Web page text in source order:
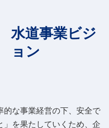
水道事業ビジ
ョン
な事業経営の下、安全で
を果たしていくため、企